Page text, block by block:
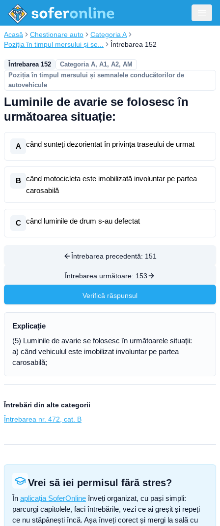
Acasă Chestionare auto
Categoria A
Poziția în timpul mersului și se...
Întrebarea 152
Întrebarea 152
Categoria A, A1, A2, AM
Poziția în timpul mersului și semnalele conducătorilor de
autovehicule
Luminile de avarie se folosesc în
următoarea situație:
A când sunteți dezorientat în privința traseului de urmat
B
când motocicleta este imobilizată involuntar pe partea
carosabilă
C când luminile de drum s-au defectat
Întrebarea precedentă: 151
Întrebarea următoare: 153
Verifică răspunsul
Explicație
(5) Luminile de avarie se folosesc în următoarele situaţii:
a) când vehiculul este imobilizat involuntar pe partea
carosabilă;
Întrebări din alte categorii
Întrebarea nr. 472, cat. B
Vrei să iei permisul fără stres?
În aplicația SoferOnline înveți organizat, cu pași simpli:
parcurgi capitolele, faci întrebările, vezi ce ai greșit și repeți
ce nu stăpânești încă. Așa înveți corect și mergi la sală cu